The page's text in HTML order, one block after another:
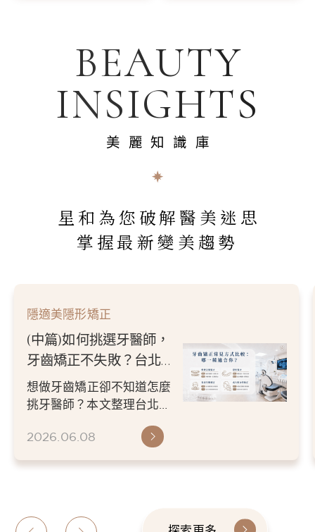
BEAUTY
INSIGHTS
美麗知識庫
星和為您破解醫美迷思
掌握最新變美趨勢
隱適美隱形矯正
(下篇)如何挑選牙醫師，
牙齒矯正不失敗？台北／
新竹牙醫推薦指南
想做牙齒矯正卻不知道怎麼
挑牙醫師？本文整理台北／
醫師經驗、數位檢查、矯正
2026.06.08